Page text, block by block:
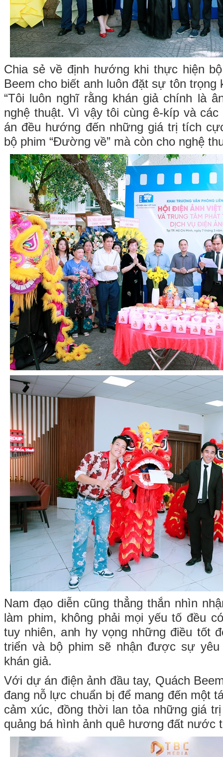
Chia sẻ về định hướng khi thực hiện
Beem cho biết anh luôn đặt sự tôn trọng
“Tôi luôn nghĩ rằng khán giả chính là
nghệ thuật. Vì vậy tôi cùng ê-kíp và
án đều hướng đến những giá trị tích
bộ phim “Đường về” mà còn cho nghệ
Nam đạo diễn cũng thẳng thắn nhìn
làm phim, không phải mọi yếu tố đều
tuy nhiên, anh hy vọng những điều tốt
triển và bộ phim sẽ nhận được sự
khán giả.
Với dự án điện ảnh đầu tay, Quách
đang nỗ lực chuẩn bị để mang đến một
cảm xúc, đồng thời lan tỏa những giá
quảng bá hình ảnh quê hương đất nước